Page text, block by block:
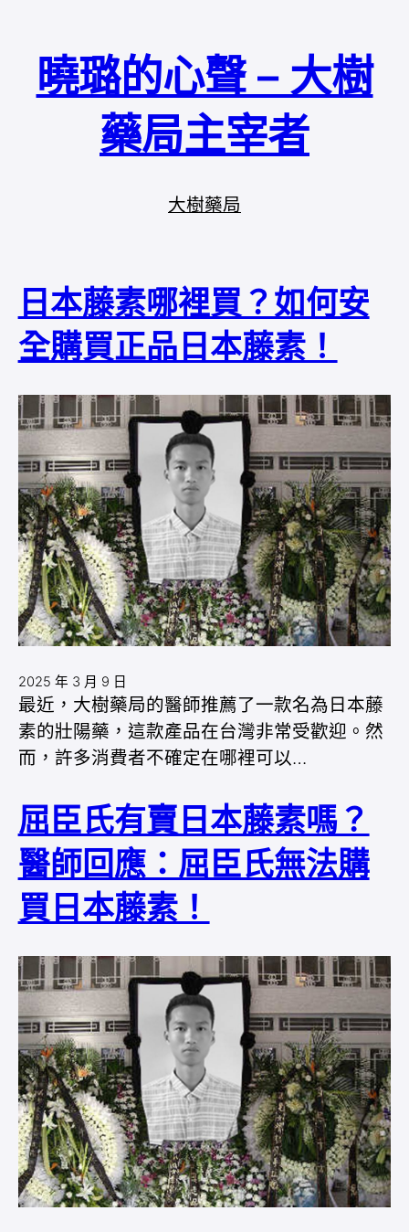
曉璐的心聲 – 大樹
藥局主宰者
大樹藥局
日本藤素哪裡買？如何安
全購買正品日本藤素！
2025 年 3 月 9 日
最近，大樹藥局的醫師推薦了一款名為日本藤
素的壯陽藥，這款產品在台灣非常受歡迎。然
而，許多消費者不確定在哪裡可以…
屈臣氏有賣日本藤素嗎？
醫師回應：屈臣氏無法購
買日本藤素！